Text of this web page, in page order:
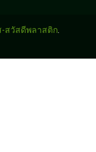
-สวัสดีพลาสติก.